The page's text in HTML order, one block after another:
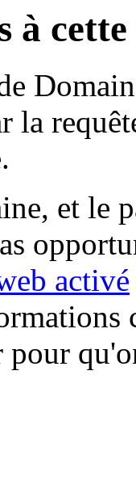
à
la
et le
activé
pour